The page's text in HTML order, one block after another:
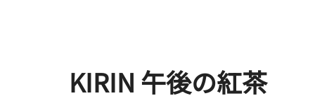
KIRIN 午後の紅茶